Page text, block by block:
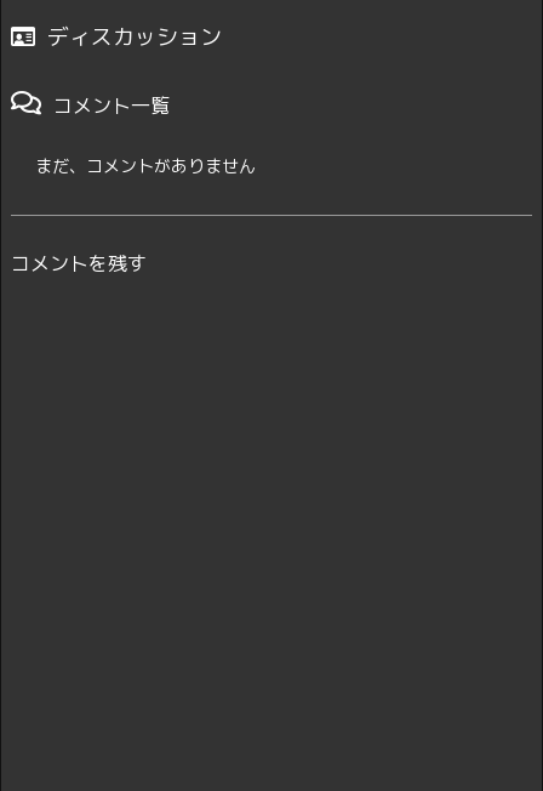
ディスカッション
コメント一覧
まだ、コメントがありません
コメントを残す